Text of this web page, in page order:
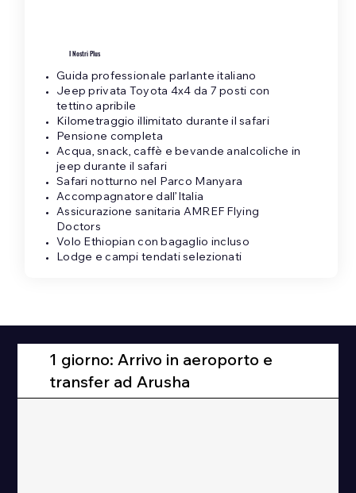
I Nostri Plus
Guida professionale parlante italiano
Jeep privata Toyota 4x4 da 7 posti con
tettino apribile
Kilometraggio illimitato durante il safari
Pensione completa
Acqua, snack, caffè e bevande analcoliche in
jeep durante il safari
Safari notturno nel Parco Manyara
Accompagnatore dall’Italia
Assicurazione sanitaria AMREF Flying
Doctors
Volo Ethiopian con bagaglio incluso
Lodge e campi tendati selezionati
1 giorno: Arrivo in aeroporto e
transfer ad Arusha